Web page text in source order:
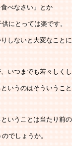
べなさい」とか
にとっては楽です。
しないと大変なこと
つまでも若々しく
うのはそういうこ
いうことは当たり前
でしょうか。